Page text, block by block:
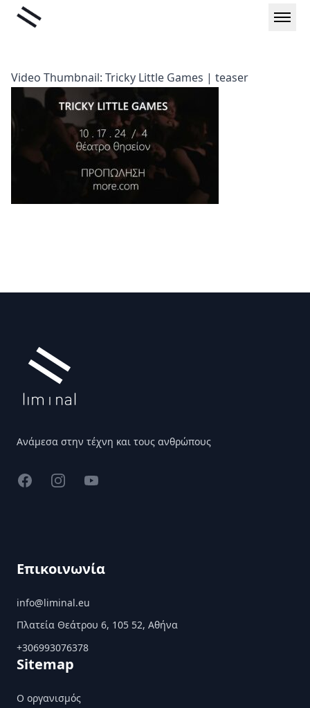
Μετάβαση
Liminal
Video Thumbnail: Tricky Little Games | teaser
Ανάμεσα στην τέχνη και τους ανθρώπους
FacebookInstagramYouTube
Επικοινωνία
info@liminal.eu
Πλατεία Θεάτρου 6, 105 52, Αθήνα
+306993076378
Sitemap
Ο οργανισμός